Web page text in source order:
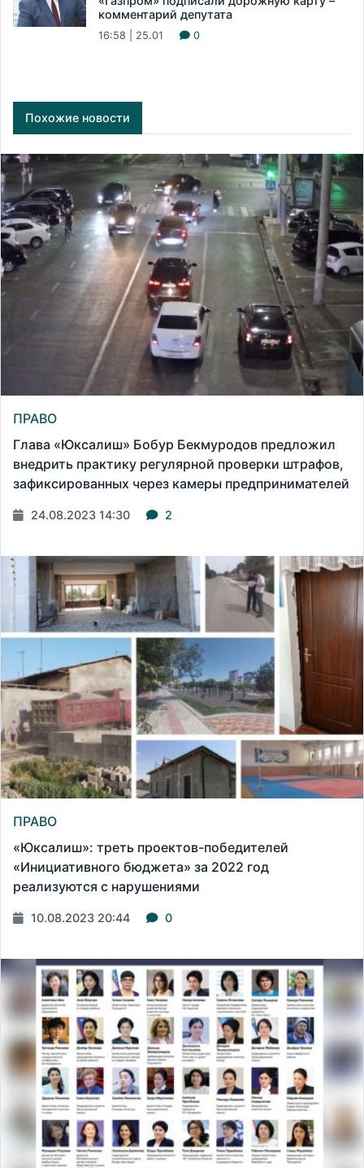
комментарий депутата
16:58 | 25.01 0
Похожие новости
ПРАВО
Глава «Юксалиш» Бобур Бекмуродов предложил
внедрить практику регулярной проверки штрафов,
зафиксированных через камеры предпринимателей
24.08.2023 14:30 2
ПРАВО
«Юксалиш»: треть проектов-победителей
«Инициативного бюджета» за 2022 год
реализуются с нарушениями
10.08.2023 20:44 0